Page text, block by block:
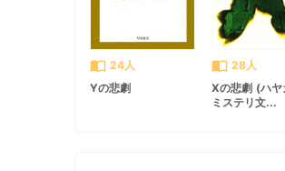
import_contacts 24人
Yの悲劇
import_contacts 28人
Xの悲劇 (ハヤ
ミステリ文...